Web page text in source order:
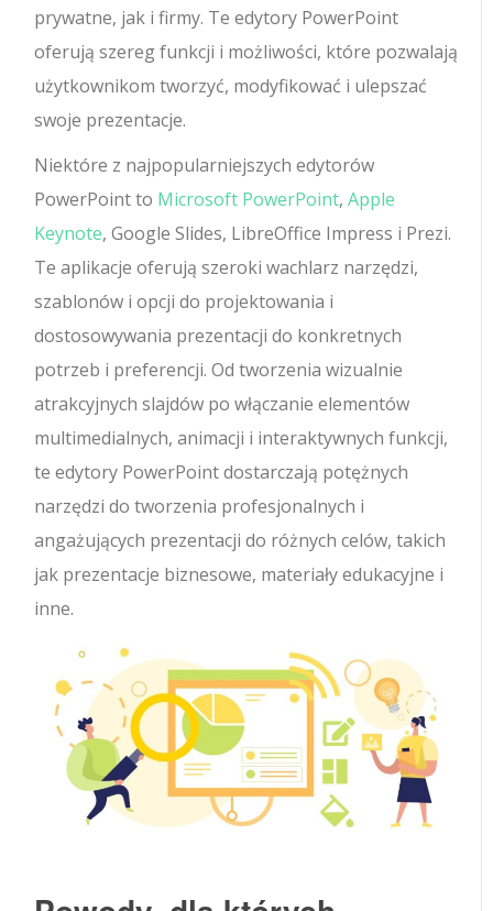
prywatne, jak i firmy. Te edytory PowerPoint
oferują szereg funkcji i możliwości, które pozwalają
użytkownikom tworzyć, modyfikować i ulepszać
swoje prezentacje.
Niektóre z najpopularniejszych edytorów
PowerPoint to Microsoft PowerPoint,Apple
Keynote, Google Slides, LibreOffice Impress i Prezi.
Te aplikacje oferują szeroki wachlarz narzędzi,
szablonów i opcji do projektowania i
dostosowywania prezentacji do konkretnych
potrzeb i preferencji. Od tworzenia wizualnie
atrakcyjnych slajdów po włączanie elementów
multimedialnych, animacji i interaktywnych funkcji,
te edytory PowerPoint dostarczają potężnych
narzędzi do tworzenia profesjonalnych i
angażujących prezentacji do różnych celów, takich
jak prezentacje biznesowe, materiały edukacyjne i
inne.